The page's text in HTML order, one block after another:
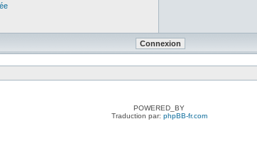
POWERED_BY
Traduction par: phpBB-fr.com